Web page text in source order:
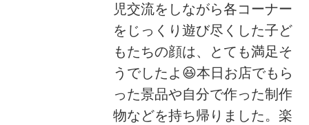
児交流をしながら各コーナー
をじっくり遊び尽くした子ど
もたちの顔は、とても満足そ
うでしたよ😆本日お店でもら
った景品や自分で作った制作
物などを持ち帰りました。楽